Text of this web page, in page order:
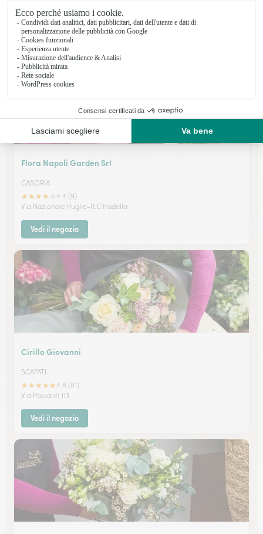
★ 4.8 (20)
Via San Pietro 2
Vedi il negozio
Flora Napoli Garden Srl
CASORIA
★★★★
4.4 (9)
Via Nazionale Puglie-R.Cittadella
Vedi il negozio
Cirillo Giovanni
SCAFATI
★★★★★4.8 (81)
Via Passanti 113
Vedi il negozio